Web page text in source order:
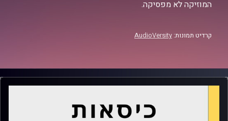
המוזיקה לא מפסיקה.
קרדיט תמונות: AudioVersity